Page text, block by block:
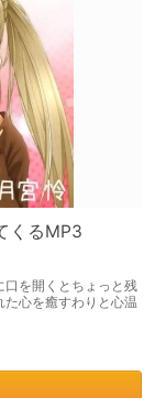
くるMP3
口を開くとちょっと残
心を癒すわりと心温